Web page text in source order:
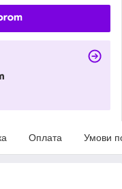
Оплата Умови